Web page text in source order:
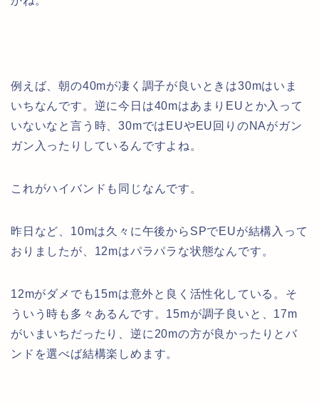
例えば、朝の40mが凄く調子が良いときは30mはいま
いちなんです。逆に今日は40mはあまりEUとか入って
いないなと言う時、30mではEUやEU回りのNAがガン
ガン入ったりしているんですよね。
これがハイバンドも同じなんです。
昨日など、10mは久々に午後からSPでEUが結構入って
おりましたが、12mはパラパラな状態なんです。
12mがダメでも15mは意外と良く活性化している。そ
ういう時も多々あるんです。15mが調子良いと、17m
がいまいちだったり、逆に20mの方が良かったりとバ
ンドを選べば結構楽しめます。